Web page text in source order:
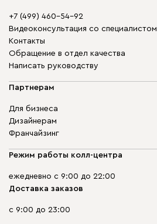
+7 (499) 460-54-92
Видеоконсультация со специалистом
Контакты
Обращение в отдел качества
Написать руководству
Партнерам
Для бизнеса
Дизайнерам
Франчайзинг
Режим работы колл-центра
ежедневно с 9:00 до 22:00
Доставка заказов
с 9:00 до 23:00